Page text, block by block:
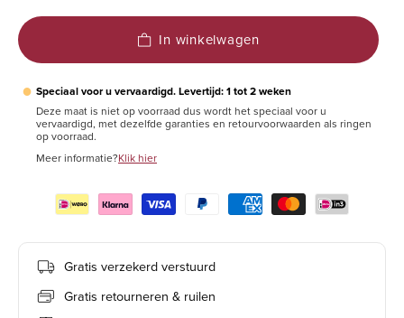
In winkelwagen
● Speciaal voor u vervaardigd. Levertijd: 1 tot 2 weken
Deze maat is niet op voorraad dus wordt het speciaal voor u
vervaardigd, met dezelfde garanties en retourvoorwaarden als ringen
op voorraad.
Meer informatie?Klik hier
Gratis verzekerd verstuurd
Gratis retourneren & ruilen